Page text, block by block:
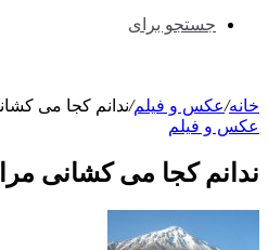
جستجو برای
عکس و فیلم /ندانم کجا می کشانی مرا
فیلم
کجا می کشانی مرا